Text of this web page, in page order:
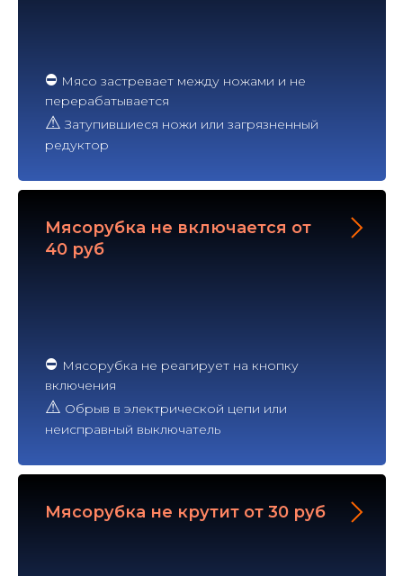
⛔ Мясо застревает между ножами и не
перерабатывается
⚠ Затупившиеся ножи или загрязненный
редуктор
Мясорубка не включается от
40 руб
⛔ Мясорубка не реагирует на кнопку
включения
⚠ Обрыв в электрической цепи или
неисправный выключатель
Мясорубка не крутит от 30 руб